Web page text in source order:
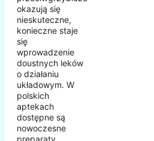
okazują się
nieskuteczne,
konieczne staje
się
wprowadzenie
doustnych leków
o działaniu
układowym. W
polskich
aptekach
dostępne są
nowoczesne
preparaty